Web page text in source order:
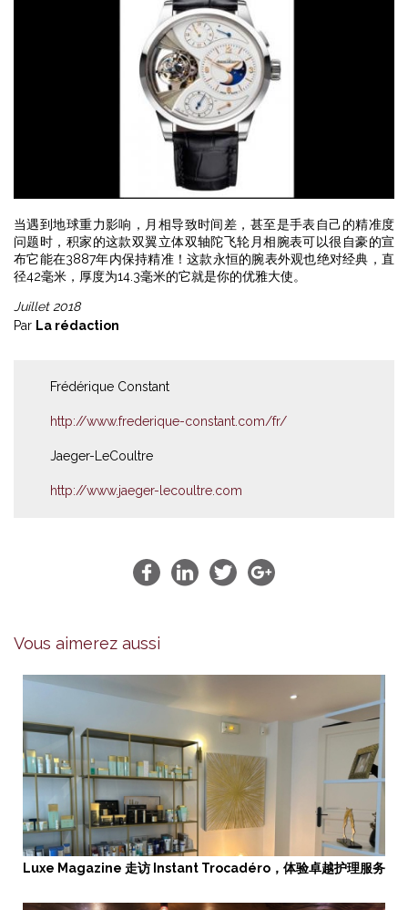
当遇到地球重力影响，月相导致时间差，甚至是手表自己的精准度
问题时，积家的这款双翼立体双轴陀飞轮月相腕表可以很自豪的宣
布它能在3887年内保持精准！这款永恒的腕表外观也绝对经典，直
径42毫米，厚度为14.3毫米的它就是你的优雅大使。
Juillet 2018
Par La rédaction
Frédérique Constant
http://www.frederique-constant.com/fr/
Jaeger-LeCoultre
http://www.jaeger-lecoultre.com
Vous aimerez aussi
Luxe Magazine 走访 Instant Trocadéro，体验卓越护理服务